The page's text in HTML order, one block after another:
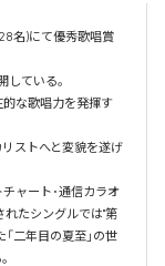
名)にて優秀歌唱賞
ている。
な歌唱力を発揮す
ストへと変貌を遂げ
チャート･通信カラオ
たシングルでは"第
二年目の夏至」の世